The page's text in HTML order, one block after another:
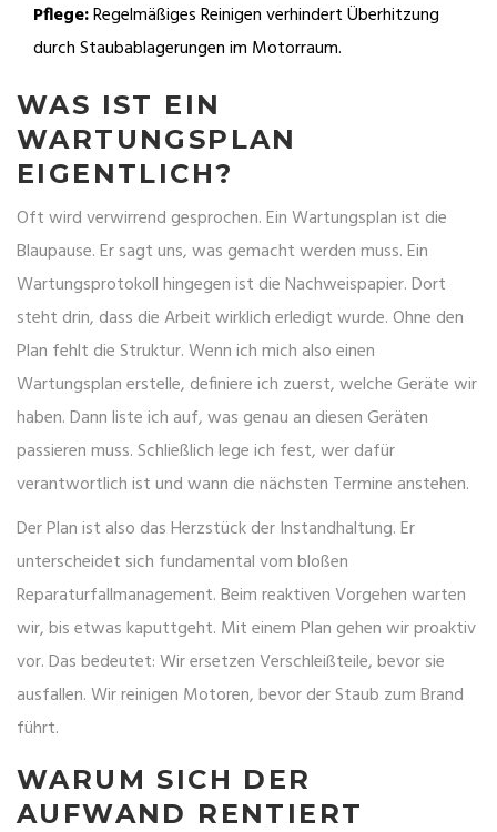
Pflege:Regelmäßiges Reinigen verhindert Überhitzung
durch Staubablagerungen im Motorraum.
WAS IST EIN
WARTUNGSPLAN
EIGENTLICH?
Oft wird verwirrend gesprochen. Ein Wartungsplan ist die
Blaupause. Er sagt uns, was gemacht werden muss. Ein
Wartungsprotokoll hingegen ist die Nachweispapier. Dort
steht drin, dass die Arbeit wirklich erledigt wurde. Ohne den
Plan fehlt die Struktur. Wenn ich mich also einen
Wartungsplanerstelle, definiere ich zuerst, welche Geräte wir
haben. Dann liste ich auf, was genau an diesen Geräten
passieren muss. Schließlich lege ich fest, wer dafür
verantwortlich ist und wann die nächsten Termine anstehen.
Der Plan ist also das Herzstück der Instandhaltung. Er
unterscheidet sich fundamental vom bloßen
Reparaturfallmanagement. Beim reaktiven Vorgehen warten
wir, bis etwas kaputtgeht. Mit einem Plan gehen wir proaktiv
vor. Das bedeutet: Wir ersetzen Verschleißteile, bevor sie
ausfallen. Wir reinigen Motoren, bevor der Staub zum Brand
führt.
WARUM SICH DER
AUFWAND RENTIERT